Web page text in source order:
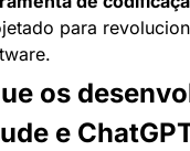
para
os
e